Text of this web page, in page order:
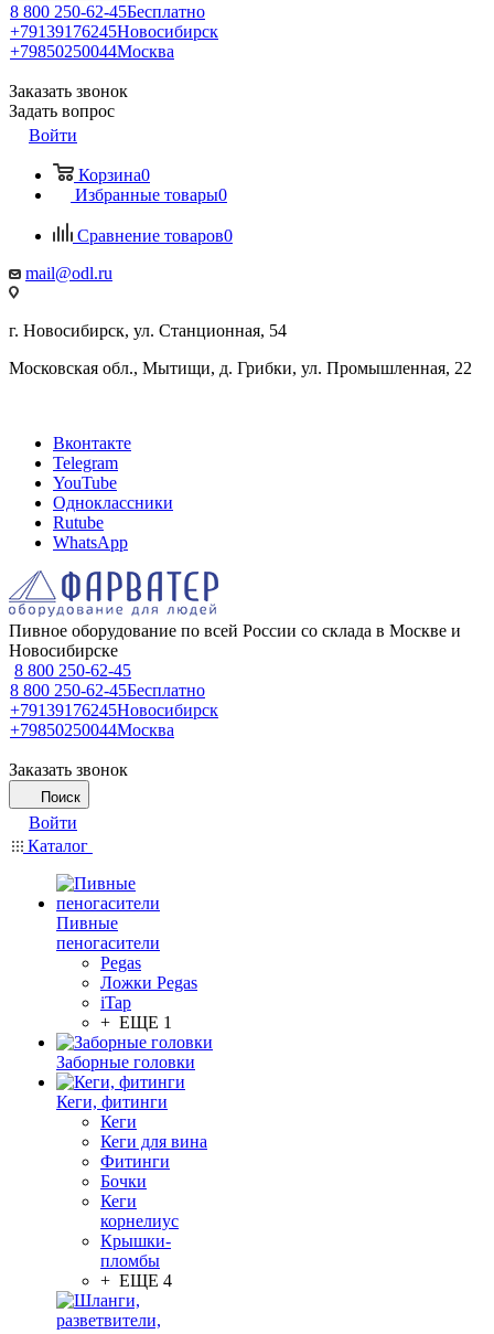
8 800 250-62-45Бесплатно
+79139176245Новосибирск
+79850250044Москва
Заказать звонок
Задать вопрос
Войти
Корзина0
Избранные товары0
Сравнение товаров0
mail@odl.ru
г. Новосибирск, ул. Станционная, 54
Московская обл., Мытищи, д. Грибки, ул. Промышленная, 22
Вконтакте
Telegram
YouTube
Одноклассники
Rutube
WhatsApp
Пивное оборудование по всей России со склада в Москве и
Новосибирске
8 800 250-62-45
8 800 250-62-45Бесплатно
+79139176245Новосибирск
+79850250044Москва
Заказать звонок
Поиск
Войти
Каталог
Пивные
пеногасители
Pegas
Ложки Pegas
iTap
+ ЕЩЕ 1
Заборные головки
Кеги, фитинги
Кеги
Кеги для вина
Фитинги
Бочки
Кеги
корнелиус
Крышки-
пломбы
+ ЕЩЕ 4